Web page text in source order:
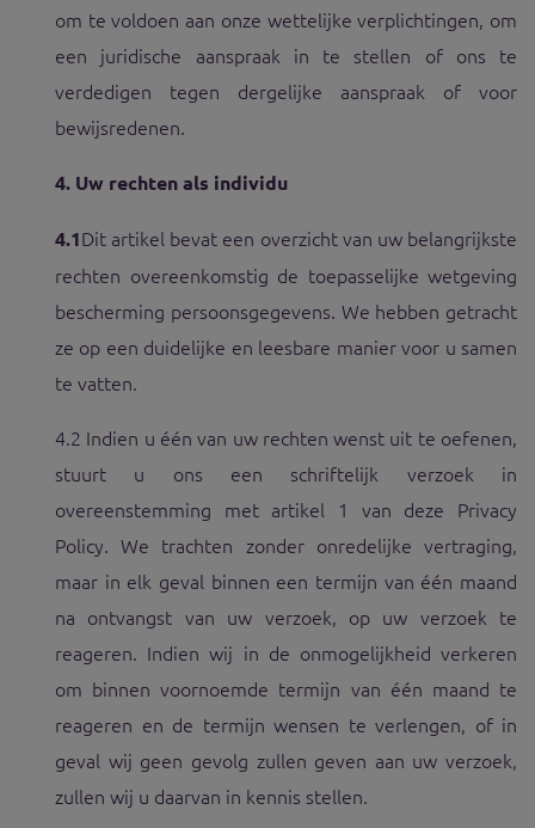
om te voldoen aan onze wettelijke verplichtingen, om
een juridische aanspraak in te stellen of ons te
verdedigen tegen dergelijke aanspraak of voor
bewijsredenen.
4. Uw rechten als individu
4.1Dit artikel bevat een overzicht van uw belangrijkste
rechten overeenkomstig de toepasselijke wetgeving
bescherming persoonsgegevens. We hebben getracht
ze op een duidelijke en leesbare manier voor u samen
te vatten.
4.2 Indien u één van uw rechten wenst uit te oefenen,
stuurt u ons een schriftelijk verzoek in
overeenstemming met artikel 1 van deze Privacy
Policy. We trachten zonder onredelijke vertraging,
maar in elk geval binnen een termijn van één maand
na ontvangst van uw verzoek, op uw verzoek te
reageren. Indien wij in de onmogelijkheid verkeren
om binnen voornoemde termijn van één maand te
reageren en de termijn wensen te verlengen, of in
geval wij geen gevolg zullen geven aan uw verzoek,
zullen wij u daarvan in kennis stellen.